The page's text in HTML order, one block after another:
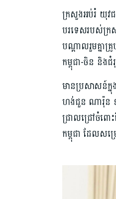
ក្រសួងអប់រំ យុវជ
បរទេស​របស់ក្រ
បណ្ដាលរួមគ្នាគ្
កម្ពុជា-ចិន និង
មានប្រសាសន៍ក្
ហង់ជួន ណារ៉ុន ឧ
ជ្រាលជ្រៅចំពោះ
កម្ពុជា ដែលសម្